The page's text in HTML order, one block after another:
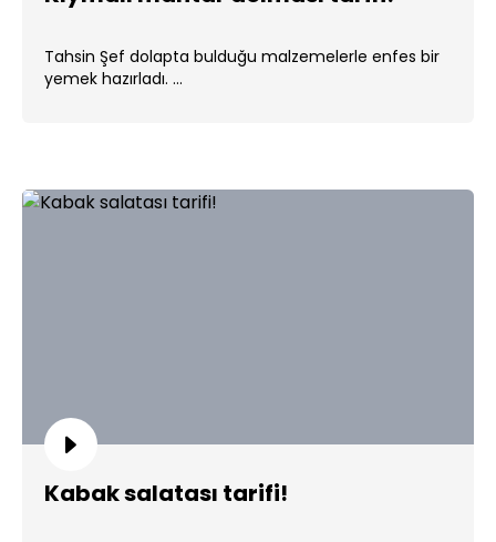
Tahsin Şef dolapta bulduğu malzemelerle enfes bir
yemek hazırladı. ...
Kabak salatası tarifi!